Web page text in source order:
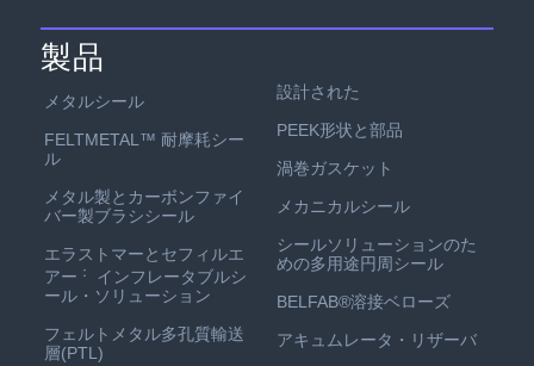
製品
メタルシール
FELTMETAL™ 耐摩耗シー
ル
メタル製とカーボンファイ
バー製ブラシシール
エラストマーとセフィルエ
アー ：
インフレータブルシ
ール・ソリューション
フェルトメタル多孔質輸送
層(PTL)
設計された
PEEK形状と部品
渦巻ガスケット
メカニカルシール
シールソリューションのた
めの多用途円周シール
BELFAB®溶接ベローズ
アキュムレータ・リザーバ